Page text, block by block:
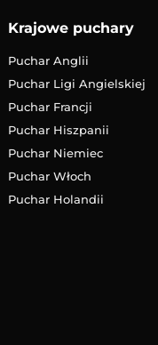
Krajowe puchary
Puchar Anglii
Puchar Ligi Angielskiej
Puchar Francji
Puchar Hiszpanii
Puchar Niemiec
Puchar Włoch
Puchar Holandii